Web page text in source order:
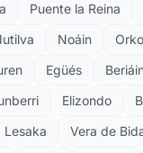
Puente la Reina
Noáin
Egüés
Elizondo
Lesaka
Vera de